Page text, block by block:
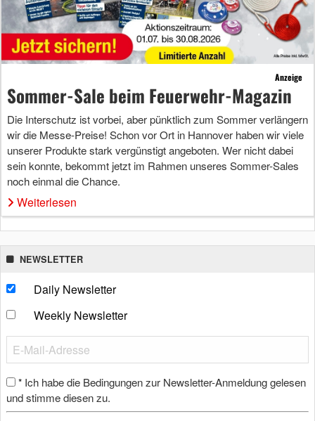
Anzeige
Sommer-Sale beim Feuerwehr-Magazin
Die Interschutz ist vorbei, aber pünktlich zum Sommer verlängern
wir die Messe-Preise! Schon vor Ort in Hannover haben wir viele
unserer Produkte stark vergünstigt angeboten. Wer nicht dabei
sein konnte, bekommt jetzt im Rahmen unseres Sommer-Sales
noch einmal die Chance.
Weiterlesen
NEWSLETTER
Daily Newsletter
Weekly Newsletter
* Ich habe die Bedingungen zur Newsletter-Anmeldung gelesen
und stimme diesen zu.